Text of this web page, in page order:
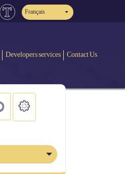
Français
Developers services Contact Us